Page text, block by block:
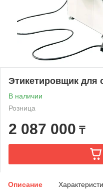
Этикетировщик для
В наличии
Розница
2 087 000 ₸
Описание